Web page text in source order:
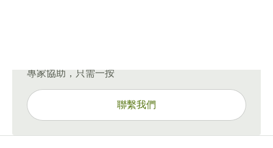
專家協助，只需一按
聯繫我們